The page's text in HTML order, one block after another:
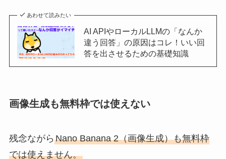
あわせて読みたい
AI APIやローカルLLMの「なんか
違う回答」の原因はコレ！いい回
答を出させるための基礎知識
画像生成も無料枠では使えない
残念ながら Nano Banana 2（画像生成）も無料枠
では使えません。